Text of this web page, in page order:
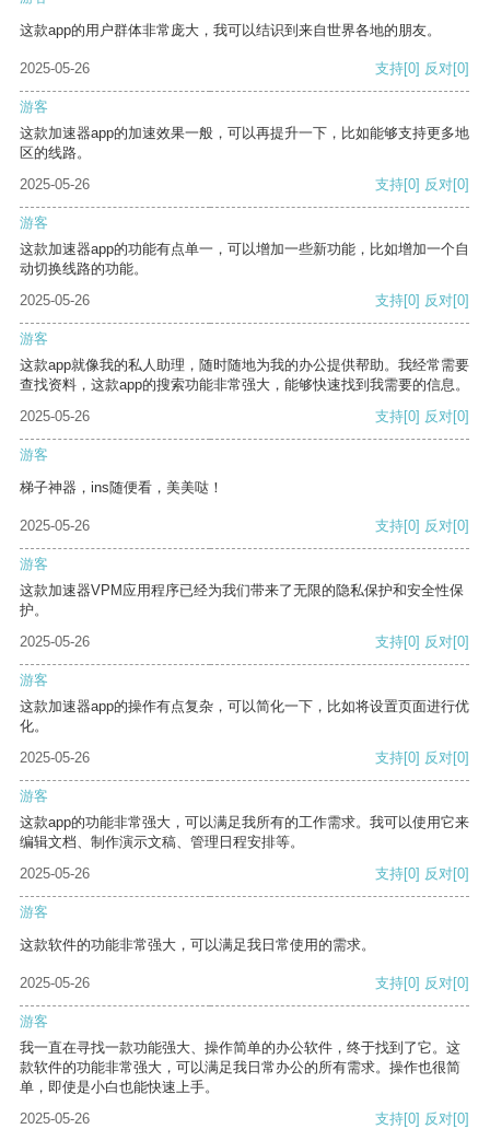
这款app的用户群体非常庞大，我可以结识到来自世界各地的朋友。
2025-05-26 支持[0] 反对[0]
游客
这款加速器app的加速效果一般，可以再提升一下，比如能够支持更多地
区的线路。
2025-05-26
支持[0] 反对[0]
游客
这款加速器app的功能有点单一，可以增加一些新功能，比如增加一个自
动切换线路的功能。
2025-05-26
支持[0] 反对[0]
游客
这款app就像我的私人助理，随时随地为我的办公提供帮助。我经常需要
查找资料，这款app的搜索功能非常强大，能够快速找到我需要的信息。
2025-05-26
支持[0] 反对[0]
游客
梯子神器，ins随便看，美美哒！
2025-05-26 支持[0] 反对[0]
游客
这款加速器VPM应用程序已经为我们带来了无限的隐私保护和安全性保
护。
2025-05-26
支持[0] 反对[0]
游客
这款加速器app的操作有点复杂，可以简化一下，比如将设置页面进行优
化。
2025-05-26
支持[0] 反对[0]
游客
这款app的功能非常强大，可以满足我所有的工作需求。我可以使用它来
编辑文档、制作演示文稿、管理日程安排等。
2025-05-26
支持[0] 反对[0]
游客
这款软件的功能非常强大，可以满足我日常使用的需求。
2025-05-26 支持[0] 反对[0]
游客
我一直在寻找一款功能强大、操作简单的办公软件，终于找到了它。这
款软件的功能非常强大，可以满足我日常办公的所有需求。操作也很简
单，即使是小白也能快速上手。
2025-05-26
支持[0] 反对[0]